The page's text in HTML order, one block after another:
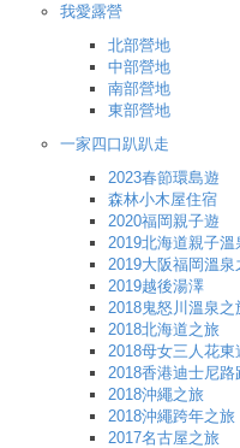
我愛露營
北部營地
中部營地
南部營地
東部營地
一家四口趴趴走
2023春節環島遊
森林小木屋住宿
2020福岡親子遊
2019北海道親子溫
2019大阪福岡溫泉
2019越後湯澤
2018鬼怒川溫泉之
2018北海道之旅
2018母女三人花東
2018香港迪士尼路
2018沖繩之旅
2018沖繩跨年之旅
2017名古屋之旅